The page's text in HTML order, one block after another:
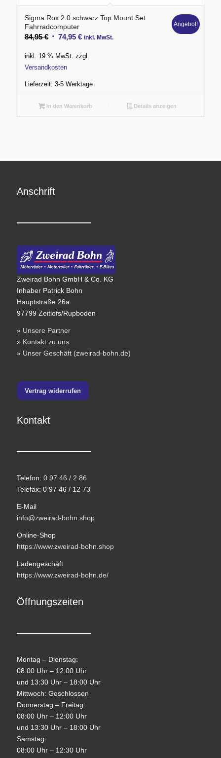
Sigma Rox 2.0 schwarz Top Mount Set
Fahrradcomputer
84,95€ Ursprünglicher
war:
84,95 €
74,95 €Aktueller
ist:
inkl. MwSt.
Angebot!
inkl. 19 % MwSt. zzgl.
Versandkosten
Lieferzeit: 3-5 Werktage
In den Warenkorb Details anzeigen
Anschrift
Zweirad Bohn GmbH & Co. KG
Inhaber Patrick Bohn
Hauptstraße 26a
97799 Zeitlofs/Rupboden
» Unsere Partner
» Kontakt zu uns
» Unser Geschäft (zweirad-bohn.de)
Vertrag widerrufen
Kontakt
Telefon: 0 97 46 / 2 86
Telefax: 0 97 46 / 12 73
E-Mail
info@zweirad-bohn.shop
Online-Shop
https://www.zweirad-bohn.shop
Ladengeschäft
https://www.zweirad-bohn.de/
Öffnungszeiten
Montag – Dienstag:
08:00 Uhr – 12:00 Uhr
und 13:30 Uhr – 18:00 Uhr
Mittwoch: Geschlossen
Donnerstag – Freitag:
08:00 Uhr – 12:00 Uhr
und 13:30 Uhr – 18:00 Uhr
Samstag:
08:00 Uhr – 12:30 Uhr